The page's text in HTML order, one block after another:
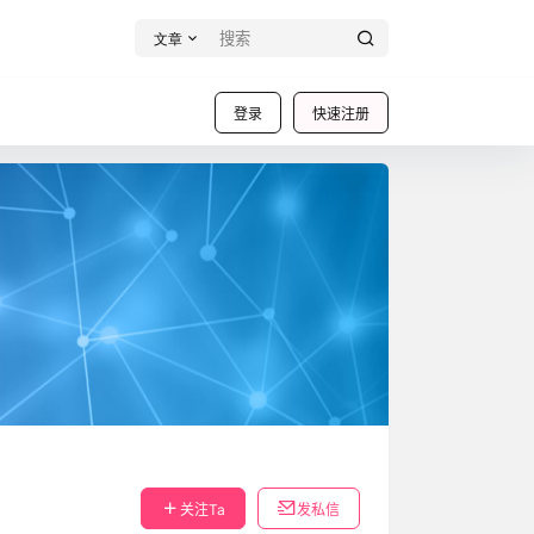
文章
登录 快速注册
关注Ta 发私信